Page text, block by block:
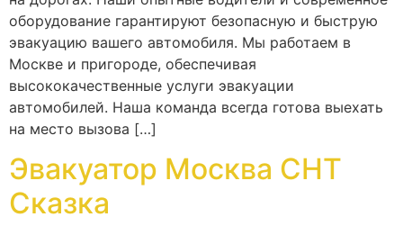
оборудование гарантируют безопасную и быструю
эвакуацию вашего автомобиля. Мы работаем в
Москве и пригороде, обеспечивая
высококачественные услуги эвакуации
автомобилей. Наша команда всегда готова выехать
на место вызова […]
Эвакуатор Москва СНТ
Сказка